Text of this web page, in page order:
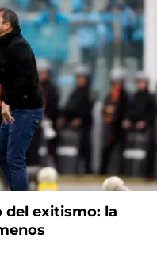
del exitismo: la